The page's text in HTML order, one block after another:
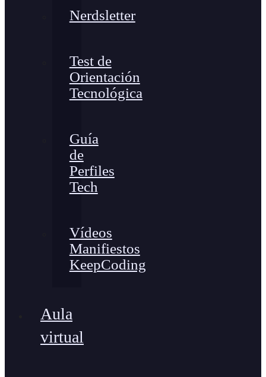
Nerdsletter
Test de
Orientación
Tecnológica
Guía
de
Perfiles
Tech
Vídeos
Manifiestos
KeepCoding
Aula
virtual